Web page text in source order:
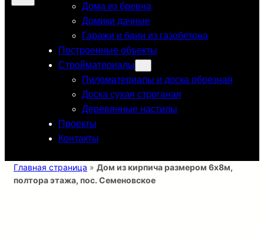
Дома из бревна
Домики дачные
Гаражи и бани из газобетона
Построенные объекты
Стройматериалы
Пиломатериалы и доска обрезная
Доска сухая строганая
Деревянные настилы
Проекты
Контакты
Главная страница » Дом из кирпича размером 6х8м,
полтора этажа, пос. Семеновское